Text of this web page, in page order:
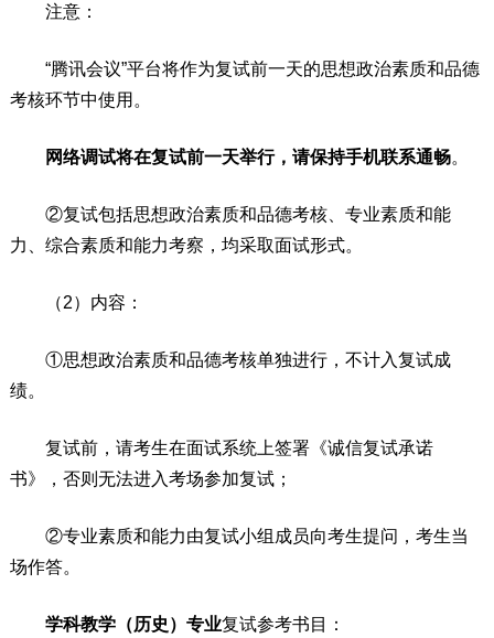
注意：
“腾讯会议”平台将作为复试前一天的思想政治素质和品德
考核环节中使用。
网络调试将在复试前一天举行，请保持手机联系通畅。
②复试包括思想政治素质和品德考核、专业素质和能
力、综合素质和能力考察，均采取面试形式。
（2）内容：
①思想政治素质和品德考核单独进行，不计入复试成
绩。
复试前，请考生在面试系统上签署《诚信复试承诺
书》，否则无法进入考场参加复试；
②专业素质和能力由复试小组成员向考生提问，考生当
场作答。
学科教学（历史）专业复试参考书目：